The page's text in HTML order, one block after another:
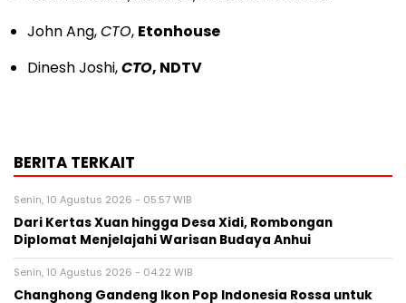
John Ang,CTO, Etonhouse
Dinesh Joshi,CTO, NDTV
BERITA TERKAIT
Senin, 10 Agustus 2026 - 05:57 WIB
Dari Kertas Xuan hingga Desa Xidi, Rombongan
Diplomat Menjelajahi Warisan Budaya Anhui
Senin, 10 Agustus 2026 - 04:22 WIB
Changhong Gandeng Ikon Pop Indonesia Rossa untuk